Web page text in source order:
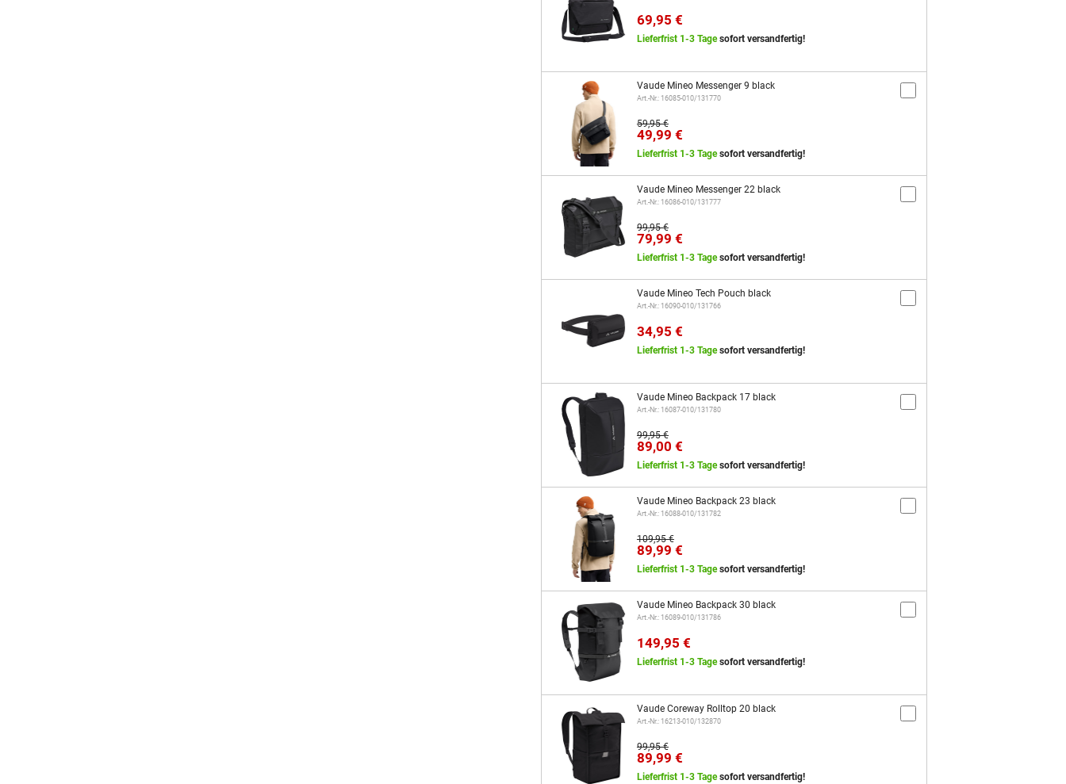
69,95 €
Lieferfrist 1-3 Tagesofort versandfertig!
Vaude Mineo Messenger 9 black
Art.-Nr.: 16085-010/131770
59,95 €
49,99 €
Lieferfrist 1-3 Tagesofort versandfertig!
Vaude Mineo Messenger 22 black
Art.-Nr.: 16086-010/131777
99,95 €
79,99 €
Lieferfrist 1-3 Tagesofort versandfertig!
Vaude Mineo Tech Pouch black
Art.-Nr.: 16090-010/131766
34,95 €
Lieferfrist 1-3 Tagesofort versandfertig!
Vaude Mineo Backpack 17 black
Art.-Nr.: 16087-010/131780
99,95 €
89,00 €
Lieferfrist 1-3 Tagesofort versandfertig!
Vaude Mineo Backpack 23 black
Art.-Nr.: 16088-010/131782
109,95 €
89,99 €
Lieferfrist 1-3 Tagesofort versandfertig!
Vaude Mineo Backpack 30 black
Art.-Nr.: 16089-010/131786
149,95 €
Lieferfrist 1-3 Tagesofort versandfertig!
Vaude Coreway Rolltop 20 black
Art.-Nr.: 16213-010/132870
99,95 €
89,99 €
Lieferfrist 1-3 Tagesofort versandfertig!